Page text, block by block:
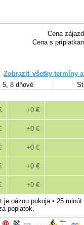
Cena
Cena s
Zobraziť všetky termíny
5, 8 dňové
+0 €
+0 €
+0 €
+0 €
+0 €
je oázou pokoja • 25
poplatok.